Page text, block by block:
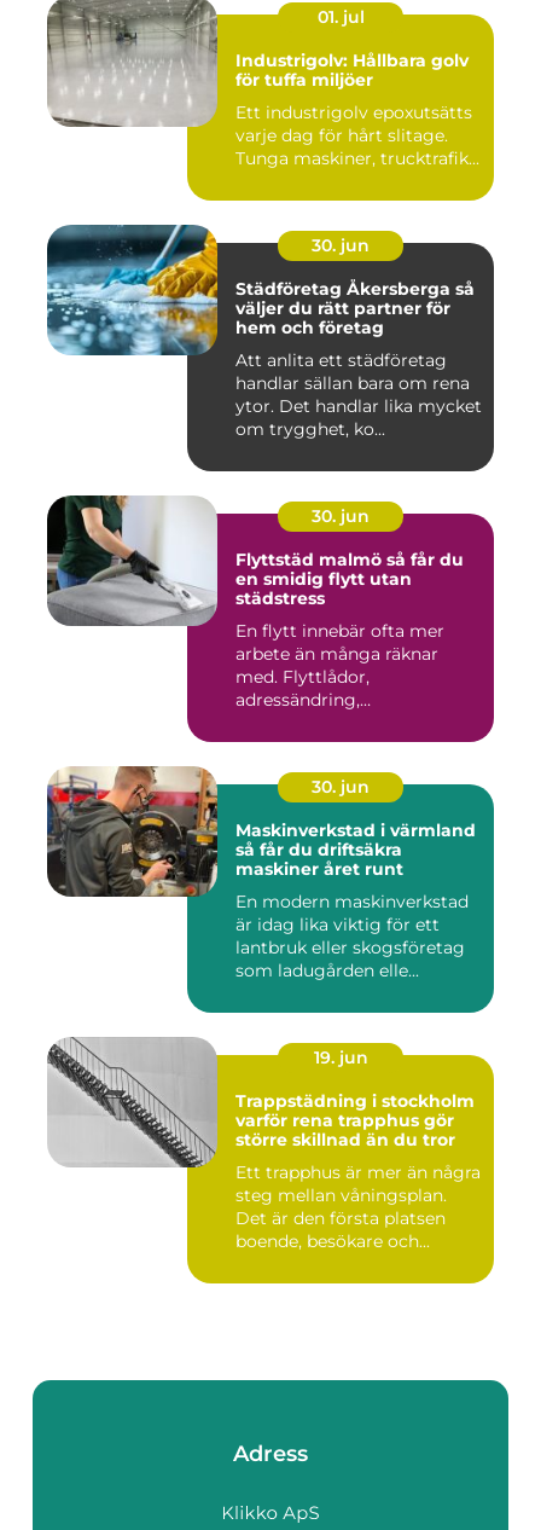
01. jul
Industrigolv: Hållbara golv
för tuffa miljöer
Ett industrigolv epoxutsätts
varje dag för hårt slitage.
Tunga maskiner, trucktrafik...
30. jun
Städföretag Åkersberga så
väljer du rätt partner för
hem och företag
Att anlita ett städföretag
handlar sällan bara om rena
ytor. Det handlar lika mycket
om trygghet, ko...
30. jun
Flyttstäd malmö så får du
en smidig flytt utan
städstress
En flytt innebär ofta mer
arbete än många räknar
med. Flyttlådor,
adressändring,
30. jun
Maskinverkstad i värmland
så får du driftsäkra
maskiner året runt
En modern maskinverkstad
är idag lika viktig för ett
lantbruk eller skogsföretag
som ladugården elle...
19. jun
Trappstädning i stockholm
varför rena trapphus gör
större skillnad än du tror
Ett trapphus är mer än några
steg mellan våningsplan.
Det är den första platsen
boende, besökare och...
Adress